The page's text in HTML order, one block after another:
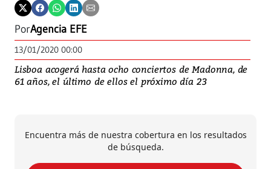
PorAgencia EFE
13/01/2020 00:00
Lisboa acogerá hasta ocho conciertos de Madonna, de
61 años, el último de ellos el próximo día 23
Encuentra más de nuestra cobertura en los resultados
de búsqueda.